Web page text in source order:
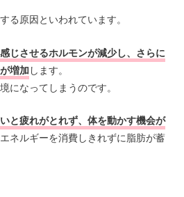
る原因といわれています。
じさせるホルモンが減少し、さらに
増加 します。
になってしまうのです。
と疲れがとれず、体を動かす機会が
ネルギーを消費しきれずに脂肪が蓄